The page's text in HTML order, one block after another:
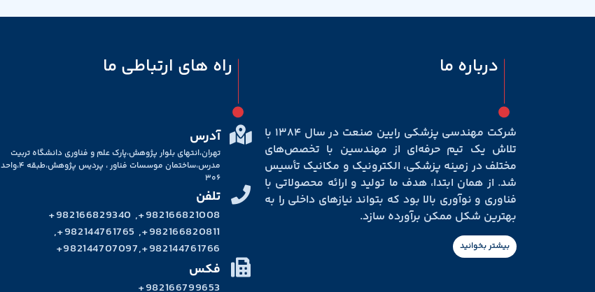
درباره ما
شرکت مهندسی پزشکی رایین صنعت در سال ۱۳۸۴ با
تلاش یک تیم حرفه‌ای از مهندسین با تخصص‌های
مختلف در زمینه پزشکی، الکترونیک و مکانیک تأسیس
شد. از همان ابتدا، هدف ما تولید و ارائه محصولاتی با
فناوری و نوآوری بالا بود که بتواند نیازهای داخلی را به
بهترین شکل ممکن برآورده سازد.
بیشتر بخوانید
راه های ارتباطی ما
آدرس
تهران،انتهای بلوار پژوهش،پارک علم و فناوری دانشگاه تربیت
مدرس،ساختمان موسسات فناور ، پردیس پژوهش،طبقه ۴،واحد
۳۰۶
تلفن
982166821008+, 982166829340+
982166820811+, 982144761765+,
982144761766+,982144707097+
فکس
982166799653+